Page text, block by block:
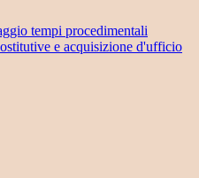
tempi procedimentali
e acquisizione d'ufficio